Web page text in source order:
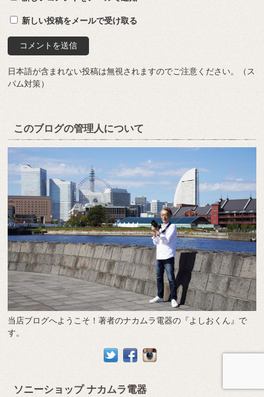
新しい投稿をメールで受け取る
日本語が含まれない投稿は無視されますのでご注意ください。（ス
パム対策）
このブログの管理人について
当店ブログへようこそ！著者のナカムラ電器の『よしおくん』で
す。
ソニーショップ ナカムラ電器